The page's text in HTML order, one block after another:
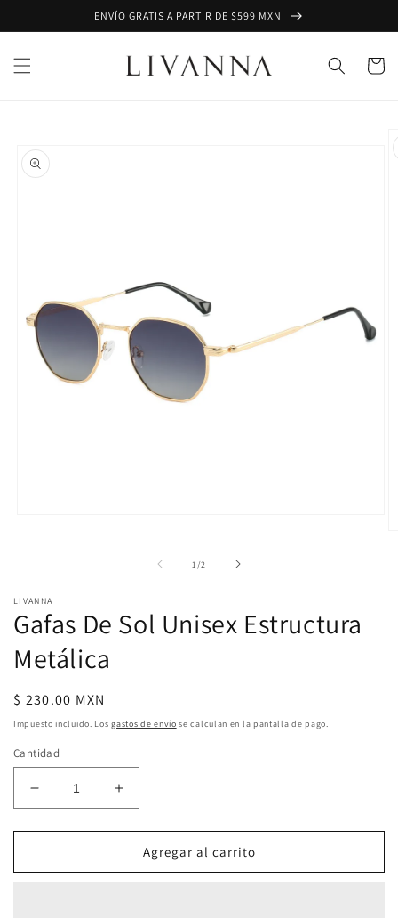
directamente
al contenido
ENVÍO GRATIS A PARTIR DE $599 MXN
Carrito
información
del producto
ventana
modal
1/de2
LIVANNA
Gafas De Sol Unisex Estructura
Metálica
Precio
habitual
$ 230.00 MXN
Impuesto incluido. Losgastos de envío se calculan en la pantalla de pago.
Cantidad
Reducir
cantidad
para
De
Aumentar
cantidad
para
Gafas
De
Agregar al carrito